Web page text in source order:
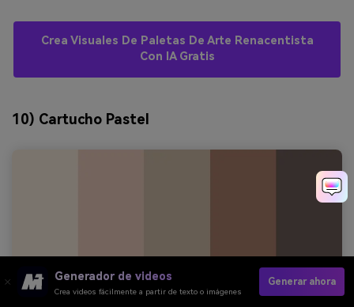
Crea Visuales De Paletas De Arte Renacentista
Con IA Gratis
10) Cartucho Pastel
Generador de videos
Crea videos fácilmente a partir de texto o imágenes
Generar ahora